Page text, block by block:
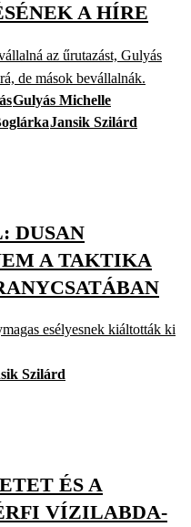
A HÍRE
az űrutazást, Gulyás
de mások bevállalnák.
Gulyás Michelle
Jansik Szilárd
DUSAN
A TAKTIKA
esélyesnek kiáltották ki
Szilárd
ÉS A
VÍZILABDA-